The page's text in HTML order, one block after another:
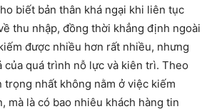
biết bản thân khá ngại khi liên tục
thu nhập, đồng thời khẳng định ngoài
được nhiều hơn rất nhiều, nhưng
của quá trình nỗ lực và kiên trì. Theo
trọng nhất không nằm ở việc kiếm
mà là có bao nhiêu khách hàng tin